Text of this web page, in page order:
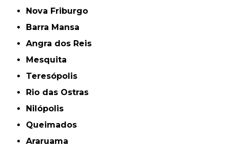
Nova Friburgo
Barra Mansa
Angra dos Reis
Mesquita
Teresópolis
Rio das Ostras
Nilópolis
Queimados
Araruama